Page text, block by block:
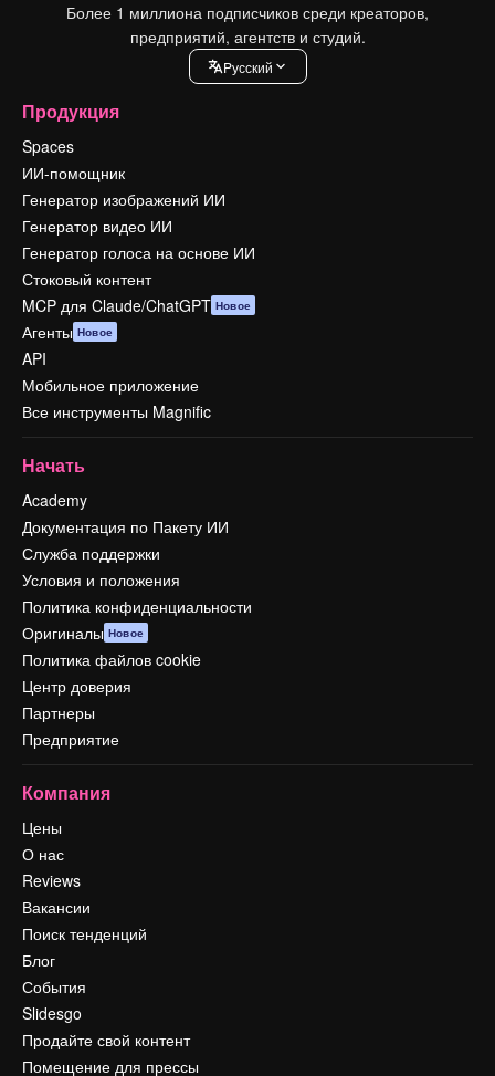
Более 1 миллиона подписчиков среди креаторов,
предприятий, агентств и студий.
Pусский
Продукция
Spaces
ИИ-помощник
Генератор изображений ИИ
Генератор видео ИИ
Генератор голоса на основе ИИ
Стоковый контент
MCP для Claude/ChatGPT Новое
Агенты Новое
API
Мобильное приложение
Все инструменты Magnific
Начать
Academy
Документация по Пакету ИИ
Служба поддержки
Условия и положения
Политика конфиденциальности
Оригиналы Новое
Политика файлов cookie
Центр доверия
Партнеры
Предприятие
Компания
Цены
О нас
Reviews
Вакансии
Поиск тенденций
Блог
События
Slidesgo
Продайте свой контент
Помещение для прессы